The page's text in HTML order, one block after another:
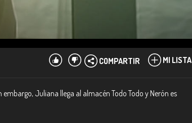
MI LISTA
COMPARTIR
Juliana llega al almacén Todo Todo y Nerón es